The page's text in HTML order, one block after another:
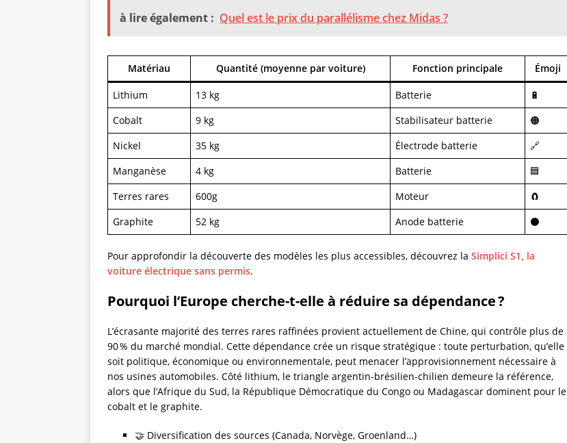
à lire également : Quel est le prix du parallélisme chez Midas ?
Matériau Quantité (moyenne par voiture) Fonction principale Émoji
Lithium 13 kg Batterie
🔋
Cobalt
9 kg Stabilisateur batterie
🟠
Nickel
35 kg Électrode batterie
🔗
Manganèse
4 kg Batterie
🟦
Terres rares
600g Moteur
🧲
Graphite
52 kg Anode batterie ⚫
Pour approfondir la découverte des modèles les plus accessibles, découvrez la Simplici S1, la
voiture électrique sans permis.
Pourquoi l’Europe cherche-t-elle à réduire sa dépendance ?
L’écrasante majorité des terres rares raffinées provient actuellement de Chine, qui contrôle plus de
90 % du marché mondial. Cette dépendance crée un risque stratégique : toute perturbation, qu’elle
soit politique, économique ou environnementale, peut menacer l’approvisionnement nécessaire à
nos usines automobiles. Côté lithium, le triangle argentin-brésilien-chilien demeure la référence,
alors que l’Afrique du Sud, la République Démocratique du Congo ou Madagascar dominent pour le
cobalt et le graphite.
🤝 Diversification des sources (Canada, Norvège, Groenland…)